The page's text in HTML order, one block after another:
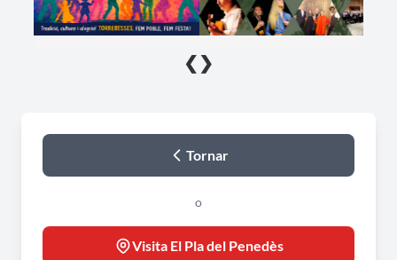
❮ ❯
Tornar
o
Visita El Pla del Penedès